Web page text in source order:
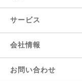
サービス
会社情報
お問い合わせ